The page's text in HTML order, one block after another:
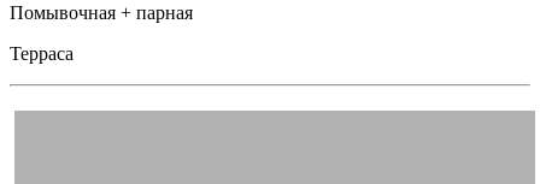
Помывочная + парная
Терраса